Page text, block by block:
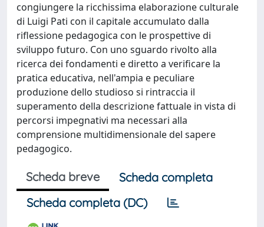
congiungere la ricchissima elaborazione culturale
di Luigi Pati con il capitale accumulato dalla
riflessione pedagogica con le prospettive di
sviluppo futuro. Con uno sguardo rivolto alla
ricerca dei fondamenti e diretto a verificare la
pratica educativa, nell'ampia e peculiare
produzione dello studioso si rintraccia il
superamento della descrizione fattuale in vista di
percorsi impegnativi ma necessari alla
comprensione multidimensionale del sapere
pedagogico.
Scheda breve
Scheda completa
Scheda completa (DC)